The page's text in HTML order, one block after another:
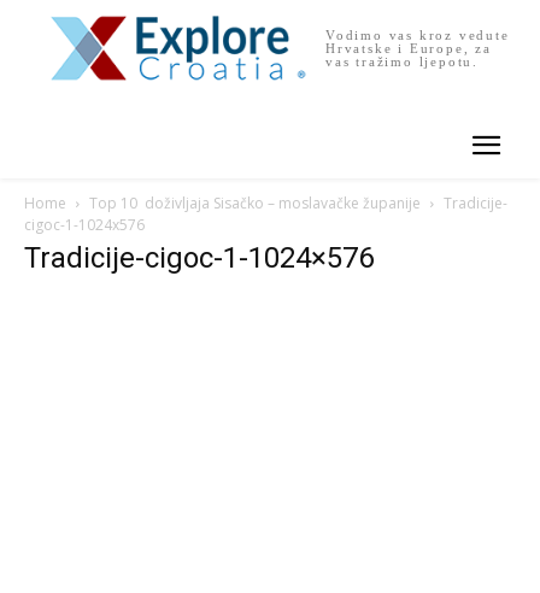
Vodimo vas kroz vedute
Hrvatske i Europe, za
vas tražimo ljepotu.
Home Top 10 doživljaja Sisačko – moslavačke županije
Tradicije-
cigoc-1-1024x576
Tradicije-cigoc-1-1024×576